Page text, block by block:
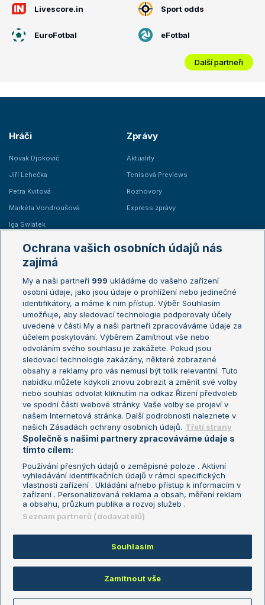
Livescore.in Sport odds
EuroFotbal eFotbal
Další partneři
Hráči
Novak Djokovič
Jiří Lehečka
Petra Kvitová
Markéta Vondroušová
Iga Swiatek
Zprávy
Aktuality
Tenisová Previews
Rozhovory
Express zprávy
Žebříčky
Žebříček ATP (muži)
Žebříček WTA (ženy)
Sázkařský žebříček
Australian Open
French Open
Wimbledon
US Open
Turnaj mistrů
Turnaj mistryň
Aktualní trendy
Fotbalové přestupy
Livesport Daily
LS Prague Open
Podmínky užití
Nastavení soukromí
GDPR a žurnalistika
Reklama
Kontakt
Informace o zpracování osobních
údajů
Copyright © 2008-2026 TenisPortal.cz. Využíváme zpravodajství ČTK.
Ochrana vašich osobních údajů nás
zajímá
My a naši partneři 999 ukládáme do vašeho zařízení
osobní údaje, jako jsou údaje o prohlížení nebo jedinečné
identifikátory, a máme k nim přístup. Výběr Souhlasím
umožňuje, aby sledovací technologie podporovaly účely
uvedené v části My a naši partneři zpracováváme údaje za
účelem poskytování. Výběrem Zamítnout vše nebo
odvoláním svého souhlasu je zakážete. Pokud jsou
sledovací technologie zakázány, některé zobrazené
obsahy a reklamy pro vás nemusí být tolik relevantní. Tuto
nabídku můžete kdykoli znovu zobrazit a změnit své volby
nebo souhlas odvolat kliknutím na odkaz Řízení předvoleb
ve spodní části webové stránky. Vaše volby se projeví v
našem Internetová stránka. Další podrobnosti naleznete v
našich Zásadách ochrany osobních údajů. Třetí strany
Společně s našimi partnery zpracováváme údaje s
tímto cílem:
Používání přesných údajů o zeměpisné poloze . Aktivní
vyhledávání identifikačních údajů v rámci specifických
vlastností zařízení . Ukládání a/nebo přístup k informacím v
zařízení . Personalizovaná reklama a obsah, měření reklam
a obsahu, průzkum publika a rozvoj služeb .
Seznam partnerů (dodavatelů)
Souhlasím
Zamítnout vše